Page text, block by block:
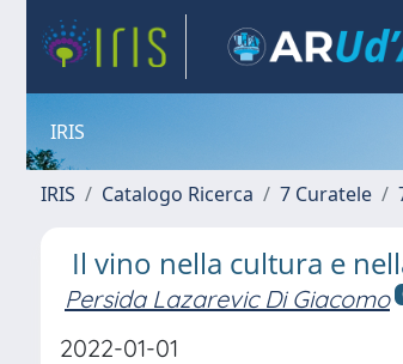
IRIS
IRIS Catalogo Ricerca 7 Curatele
Il vino nella cultura e
Persida Lazarevic Di Giacomo
2022-01-01